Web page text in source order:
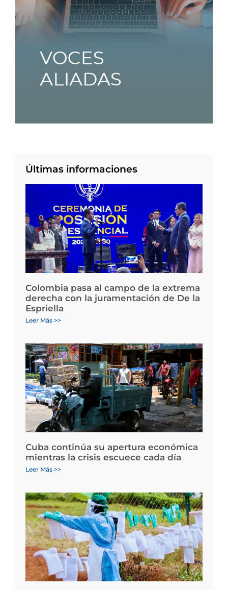
Últimas informaciones
Colombia pasa al campo de la extrema
derecha con la juramentación de De la
Espriella
Leer Más >>
Cuba continúa su apertura económica
mientras la crisis escuece cada día
Leer Más >>